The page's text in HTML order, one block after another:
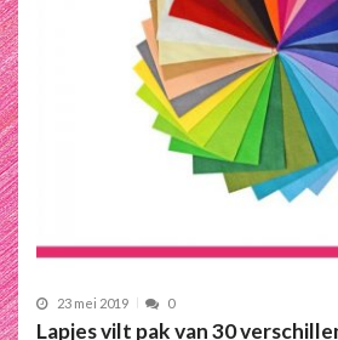
23 mei 2019 0
Lapjes vilt pak van 30